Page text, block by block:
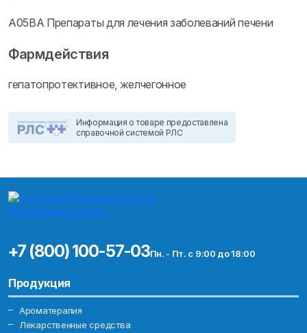
A05BA Препараты для лечения заболеваний печени
Фармдействия
гепатопротективное, желчегонное
Информация о товаре предоставлена
справочной системой РЛС
+7 (800) 100-57-03Пн. - Пт. с 9:00 до 18:00
Продукция
Ароматерапия
Лекарственные средства